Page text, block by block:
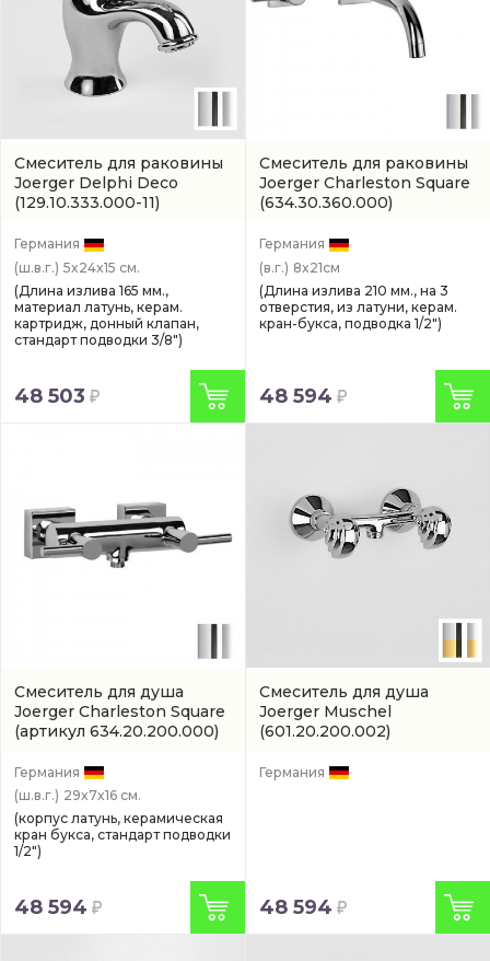
Смеситель для раковины
Joerger Delphi Deco
(129.10.333.000-11)
Германия
(ш.в.г.) 5x24x15 см.
(Длина излива 165 мм.,
материал латунь, керам.
картридж, донный клапан,
стандарт подводки 3/8")
48 503
Смеситель для раковины
Joerger Charleston Square
(634.30.360.000)
Германия
(в.г.) 8x21см
(Длина излива 210 мм., на 3
отверстия, из латуни, керам.
кран-букса, подводка 1/2")
48 594
Смеситель для душа
Joerger Charleston Square
(артикул 634.20.200.000)
Германия
(ш.в.г.) 29x7x16 см.
(корпус латунь, керамическая
кран букса, стандарт подводки
1/2")
48 594
Смеситель для душа
Joerger Muschel
(601.20.200.002)
Германия
48 594